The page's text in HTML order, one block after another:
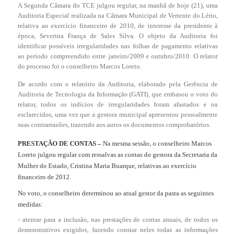
A Segunda Câmara do TCE julgou regular, na manhã de hoje (21), uma
Auditoria Especial realizada na Câmara Municipal de Vertente do Lério,
relativa ao exercício financeiro de 2010, de interesse da presidente à
época, Severina França de Sales Silva. O objeto da Auditoria foi
identificar possíveis irregularidades nas folhas de pagamento relativas
ao período compreendido entre janeiro/2009 e outubro/2010. O relator
do processo foi o conselheiro Marcos Loreto.
De acordo com o relatório da Auditoria, elaborado pela Gerência de
Auditoria de Tecnologia da Informação (GATI), que embasou o voto do
relator, todos os indícios de irregularidades foram afastados e ou
esclarecidos, uma vez que a gestora municipal apresentou pessoalmente
suas contrarrazões, trazendo aos autos os documentos comprobatórios.
PRESTAÇÃO DE CONTAS – Na mesma sessão, o conselheiro Marcos
Loreto julgou regular com ressalvas as contas do gestora da Secretaria da
Mulher do Estado, Cristina Maria Buarque, relativas ao exercício
financeiro de 2012.
No voto, o conselheiro determinou ao atual gestor da pasta as seguintes
medidas:
- atentar para a inclusão, nas prestações de contas anuais, de todos os
demonstrativos exigidos, fazendo constar neles todas as informações